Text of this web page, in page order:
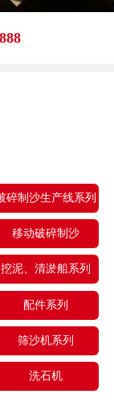
碎制沙生产线系列
移动破碎制沙
挖泥、清淤船系列
配件系列
筛沙机系列
洗石机